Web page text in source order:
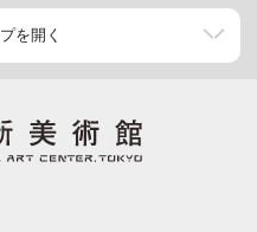
を開く